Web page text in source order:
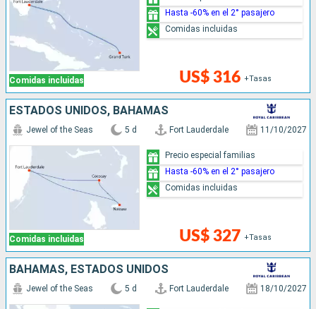
Comidas incluidas US$ 316 +Tasas
Hasta -60% en el 2° pasajero
Comidas incluidas
ESTADOS UNIDOS, BAHAMAS
Comidas incluidas
Jewel of the Seas 5 d Fort Lauderdale 11/10/2027
US$ 327 +Tasas
Precio especial familias
Hasta -60% en el 2° pasajero
Comidas incluidas
BAHAMAS, ESTADOS UNIDOS
Jewel of the Seas 5 d Fort Lauderdale 18/10/2027